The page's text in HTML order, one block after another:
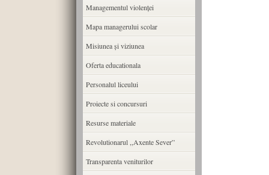
Managementul violenței
Mapa managerului scolar
Misiunea şi viziunea
Oferta educationala
Personalul liceului
Proiecte si concursuri
Resurse materiale
Revolutionarul ,,Axente Sever”
Transparenta veniturilor